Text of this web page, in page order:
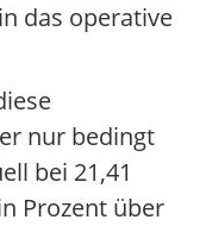
das operative
nur bedingt
bei 21,41
Prozent über